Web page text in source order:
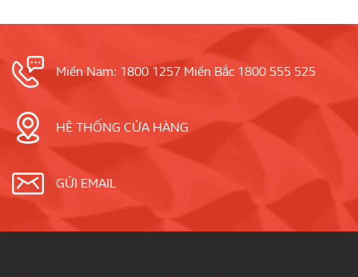
Miền Nam: 1800 1257 Miền Bắc 1800 555 525
HỆ THỐNG CỬA HÀNG
GỬI EMAIL